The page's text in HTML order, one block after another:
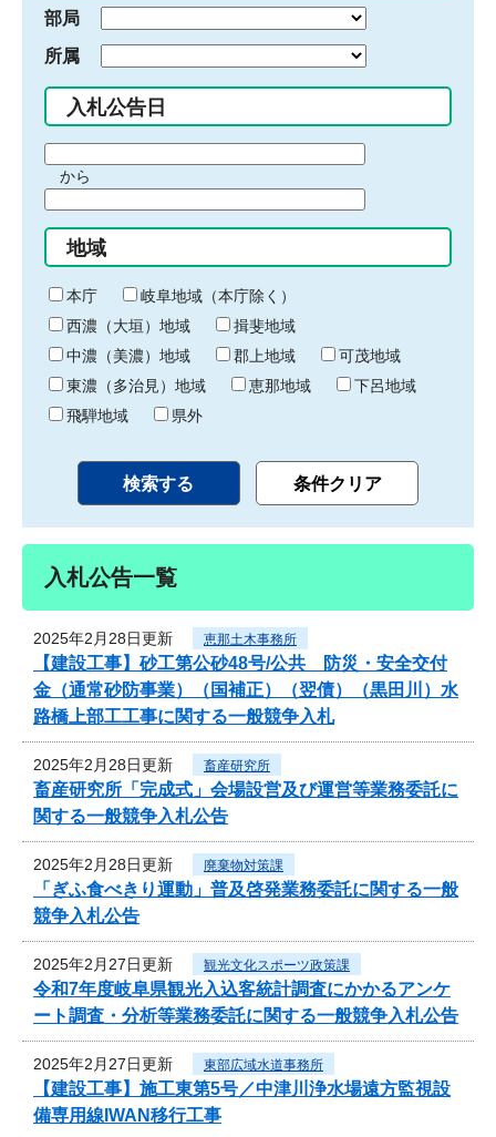
部局
所属
入札公告日
間
始
り
から
間
終
わ
り
地域
本庁
岐阜地域（本庁除く）
西濃（大垣）地域
揖斐地域
中濃（美濃）地域
郡上地域
可茂地域
東濃（多治見）地域
恵那地域
下呂地域
飛騨地域
県外
入札公告一覧
2025年2月28日更新 恵那土木事務所
【建設工事】砂工第公砂48号/公共 防災・安全交付
金（通常砂防事業）（国補正）（翌債）（黒田川）水
路橋上部工工事に関する一般競争入札
2025年2月28日更新 畜産研究所
畜産研究所「完成式」会場設営及び運営等業務委託に
関する一般競争入札公告
2025年2月28日更新 廃棄物対策課
「ぎふ食べきり運動」普及啓発業務委託に関する一般
競争入札公告
2025年2月27日更新 観光文化スポーツ政策課
令和7年度岐阜県観光入込客統計調査にかかるアンケ
ート調査・分析等業務委託に関する一般競争入札公告
2025年2月27日更新 東部広域水道事務所
【建設工事】施工東第5号／中津川浄水場遠方監視設
備専用線IWAN移行工事